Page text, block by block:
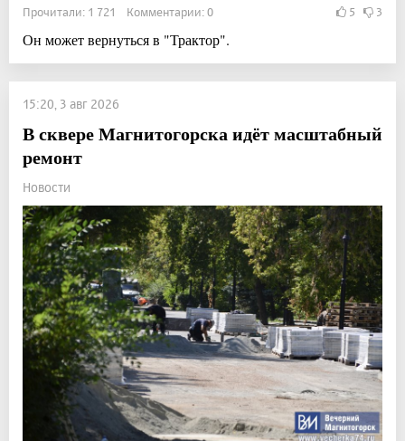
Прочитали: 1 721 Комментарии: 0 5 3
Он может вернуться в "Трактор".
15:20, 3 авг 2026
В сквере Магнитогорска идёт масштабный
ремонт
Новости